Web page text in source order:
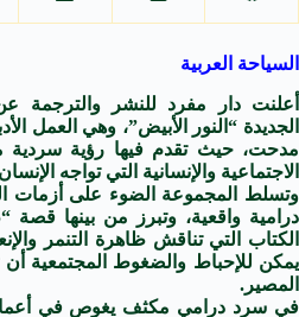
السياحة العربية
أعلنت دار مفرد للنشر والترجمة
الجديدة “النور الأبيض”، وهي العمل
مدحت، حيث تقدم فيها رؤية سردية
الاجتماعية والإنسانية التي تواجه
وتسلط المجموعة الضوء على أزمات
درامية واقعية، وتبرز من بينها قصة
الكتاب التي تناقش ظاهرة التنمر
يمكن للإحباط والضغوط المجتمعية أن
المصير.
في سرد درامي مكثف يغوص في أعماق